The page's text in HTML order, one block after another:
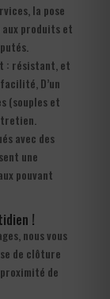
la pose
aux produits et
: résistant, et
D’un
(souples et
avec des
une
pouvant
!
nous vous
de clôture
de